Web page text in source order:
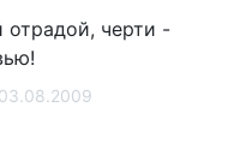
отрадой, черти -
03.08.2009